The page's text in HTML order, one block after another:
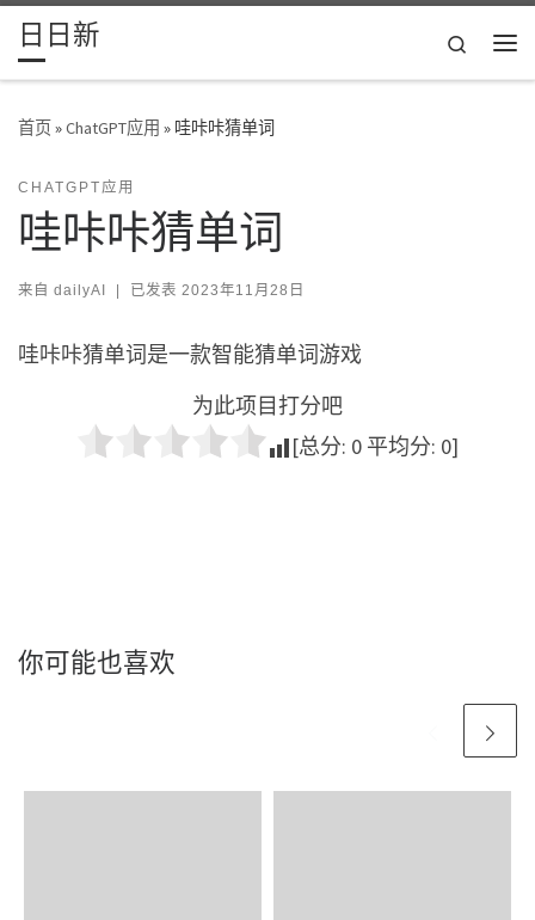
Skip to content
日日新
Search
首页»ChatGPT应用 » 哇咔咔猜单词
CHATGPT应用
哇咔咔猜单词
来自 dailyAI | 已发表 2023年11月28日
哇咔咔猜单词是一款智能猜单词游戏
为此项目打分吧
[总分: 0 平均分: 0]
你可能也喜欢